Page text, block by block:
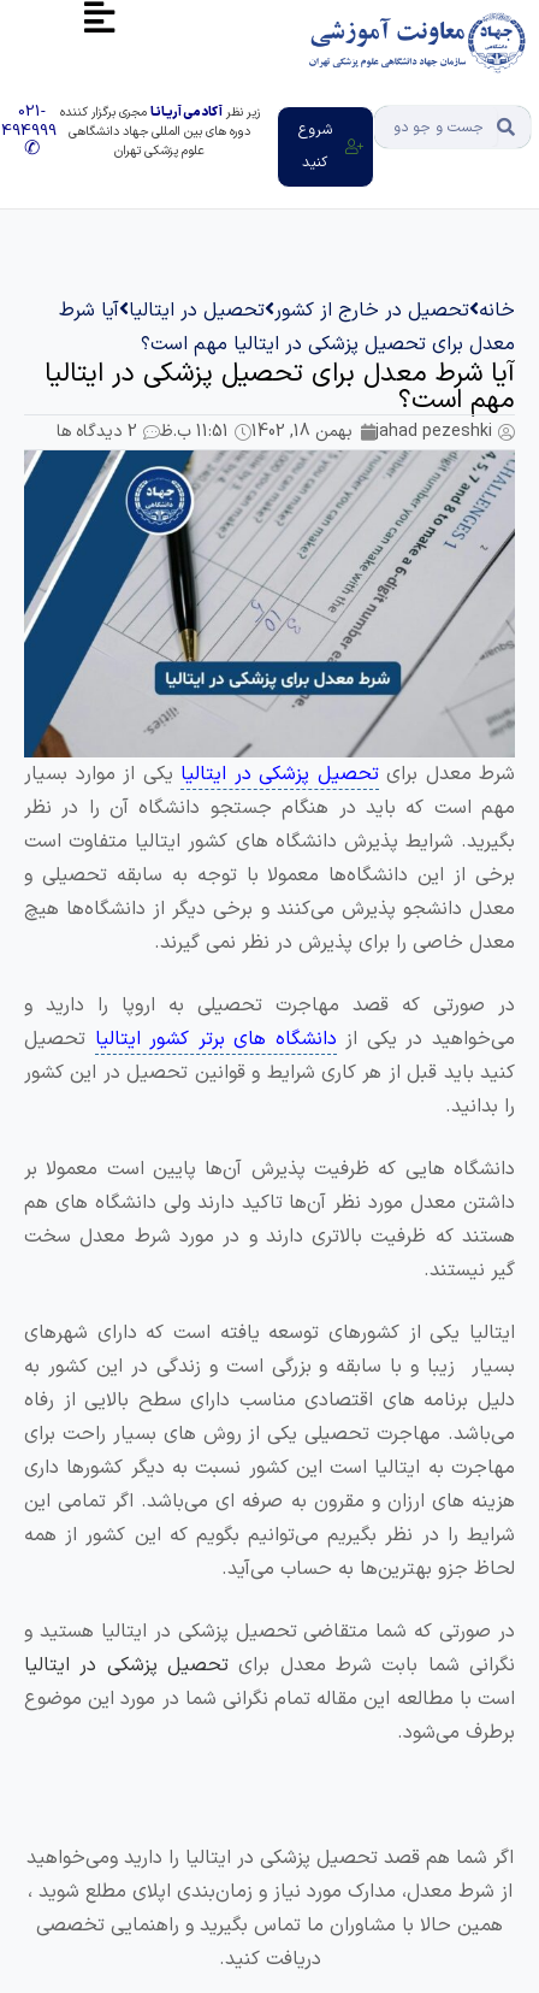
شروع
زیر نظرآکادمی آریـانـامجری برگزار کننده
دوره های بین المللی جهاد دانشگاهی
علوم پزشکی تهران
021-
91494999
تحصیل در خارج از کشور تحصیل در ایتالیا آیا شرط
تحصیل پزشکی در ایتالیا مهم است؟
معدل برای تحصیل پزشکی در ایتالیا
است؟
jahad بهمن 18, 1402 11:51 ب.ظ 2 دیدگاه ها
برایتحصیل پزشکی در ایتالیایکی از موارد بسیار
که باید در هنگام جستجو دانشگاه آن را در نظر
شرایط پذیرش دانشگاه های کشور ایتالیا متفاوت است
این دانشگاه‌ها معمولا با توجه به سابقه تحصیلی و
پذیرش می‌کنند و برخی دیگر از دانشگاه‌ها هیچ
را برای پذیرش در نظر نمی گیرند.
که قصد مهاجرت تحصیلی به اروپا را دارید و
در یکی از دانشگاه های برتر کشور ایتالیاتحصیل
قبل از هر کاری شرایط و قوانین تحصیل در این کشور
هایی که ظرفیت پذیرش آن‌ها پایین است معمولا بر
معدل مورد نظر آن‌ها تاکید دارند ولی دانشگاه های هم
که ظرفیت بالاتری دارند و در مورد شرط معدل سخت
یکی از کشورهای توسعه یافته است که دارای شهرهای
زیبا و با سابقه و بزرگی است و زندگی در این کشور به
های اقتصادی مناسب دارای سطح بالایی از رفاه
مهاجرت تحصیلی یکی از روش های بسیار راحت برای
به ایتالیا است این کشور نسبت به دیگر کشورها داری
های ارزان و مقرون به صرفه ای می‌باشد. اگر تمامی این
را در نظر بگیریم می‌توانیم بگویم که این کشور از همه
بهترین‌ها به حساب می‌آید.
که شما متقاضی تحصیل پزشکی در ایتالیا هستید و
شما بابت شرط معدل برایتحصیل پزشکی در ایتالیا
مطالعه این مقاله تمام نگرانی شما در مورد این موضوع
می‌شود.
هم قصد تحصیل پزشکی در ایتالیا را دارید ومی‌خواهید
معدل، مدارک مورد نیاز و زمان‌بندی اپلای مطلع شوید ،
حالا با مشاوران ما تماس بگیرید و راهنمایی تخصصی
دریافت کنید.